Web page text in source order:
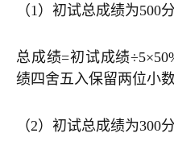
（1）初试总成绩为500
总成绩=初试成绩
绩四舍五入保留两位小数
（2）初试总成绩为300